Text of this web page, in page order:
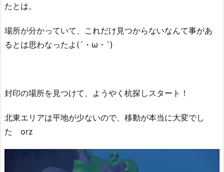
たとは。
場所が分かっていて、これだけ見つからないなんて事があ
るとは思わなったよ(´・ω・`)
封印の場所を見つけて、ようやく杭探しスタート！
北東エリアは平地が少ないので、移動が本当に大変でし
た orz